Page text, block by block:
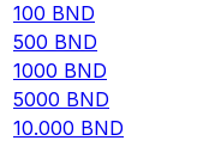
100 BND
500 BND
1000 BND
5000 BND
10.000 BND